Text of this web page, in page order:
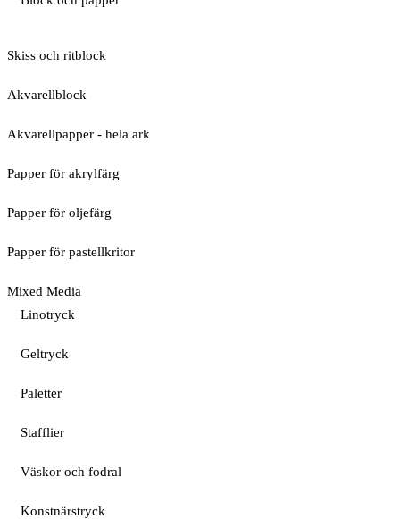
Skiss och ritblock
Akvarellblock
Akvarellpapper - hela ark
Papper för akrylfärg
Papper för oljefärg
Papper för pastellkritor
Mixed Media
Linotryck
Geltryck
Paletter
Stafflier
Väskor och fodral
Konstnärstryck